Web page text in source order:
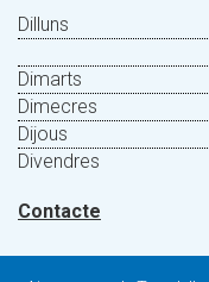
Dilluns
Dimarts
Dimecres
Dijous
Divendres
Contacte